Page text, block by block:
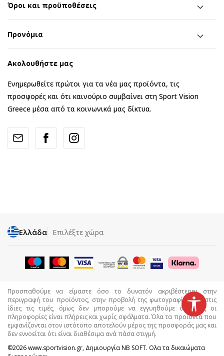
Όροι και προϋποθέσεις
Προνόμια
Ακολουθήστε μας
Ενημερωθείτε πρώτοι για τα νέα μας προϊόντα, τις
προσφορές και ότι καινούριο συμβαίνει στη Sport Vision
Greece μέσα από τα κοινωνικά μας δίκτυα.
Ελλάδα Επιλέξτε χώρα
Προσπαθούμε να είμαστε όσο το δυνατόν ακριβέστεροι στην
περιγραφή του προϊόντος, στην προβολή της φωτογραφίας και στις
ίδιες τις τιμές, όμως δεν μπορούμε να εγγυηθούμε ότι όλες οι
πληροφορίες είναι πλήρεις και χωρίς σφάλματα. Όλα τα προϊόντα που
εμφανίζονται στον ιστότοπο αποτελούν μέρος της προσφοράς μας και
δεν εννοείται ότι είναι διαθέσιμα ανά πάσα στιγμή.
©2026www.sportvision.gr, ΔημιουργίαNB SOFT. Ολα τα δικαιώματα